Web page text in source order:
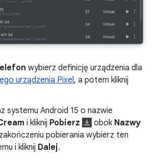
wybierz definicję urządzenia dla
urządzenia Pixel, a potem kliknij
systemu Android 15 o nazwie
i kliknij Pobierz obok Nazwy
pobierania wybierz ten
i kliknij Dalej.